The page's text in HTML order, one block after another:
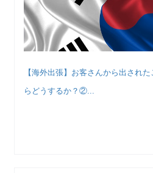
【海外出張】お客さんから出され
らどうするか？②...